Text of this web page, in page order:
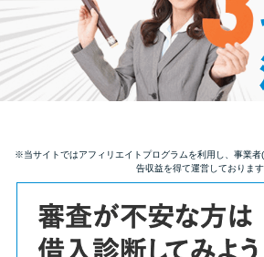
総合人気ランキ
とにかくすぐ借
審査が不安な方
便利なコンテンツ
※当サイトではアフィリエイトプログラムを利用し、事業
告収益を得て運営しております